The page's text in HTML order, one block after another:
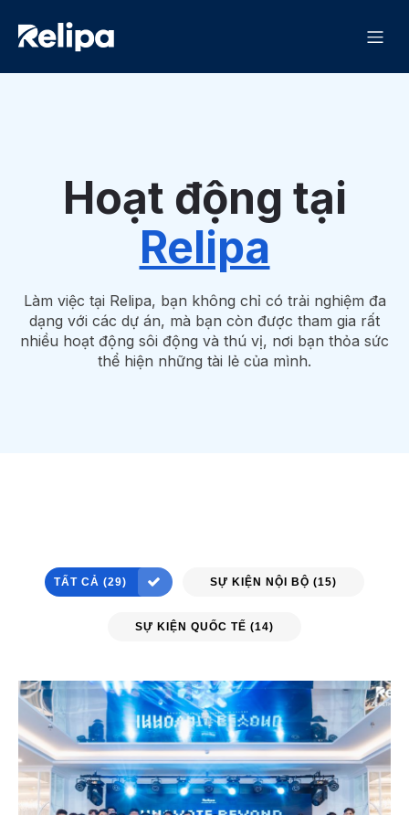
Hoạt động tại
Relipa
Làm việc tại Relipa, bạn không chỉ có trải nghiệm đa
dạng với các dự án, mà bạn còn được tham gia rất
nhiều hoạt động sôi động và thú vị, nơi bạn thỏa sức
thể hiện những tài lẻ của mình.
TẤT CẢ (29) SỰ KIỆN NỘI BỘ (15)
SỰ KIỆN QUỐC TẾ (14)